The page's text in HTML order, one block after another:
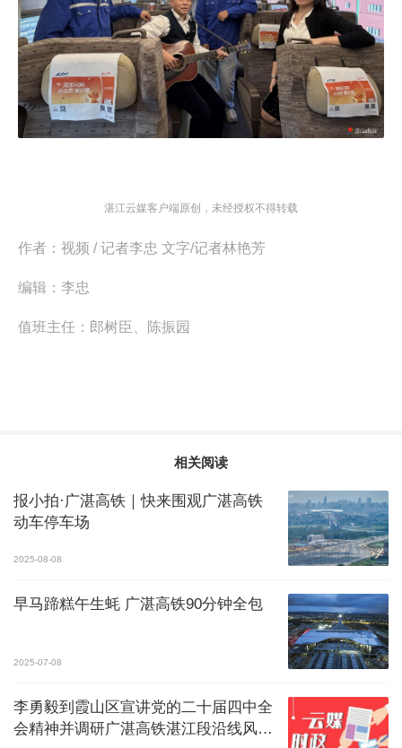
湛江云媒客户端原创，未经授权不得转载
作者： 视频 / 记者李忠 文字/记者林艳芳
编辑： 李忠
值班主任： 郎树臣、陈振园
相关阅读
报小拍·广湛高铁｜快来围观广湛高铁
动车停车场
2025-08-08
早马蹄糕午生蚝 广湛高铁90分钟全包
2025-07-08
李勇毅到霞山区宣讲党的二十届四中全
会精神并调研广湛高铁湛江段沿线风貌